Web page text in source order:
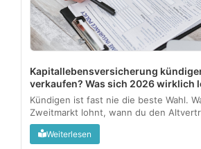
Kapitallebensversicherung
verkaufen? Was sich 2026 wirklich
Kündigen ist fast nie die beste Wahl.
Zweitmarkt lohnt, wann du den
behältst, und wo die Steuerfalle
Weiterlesen